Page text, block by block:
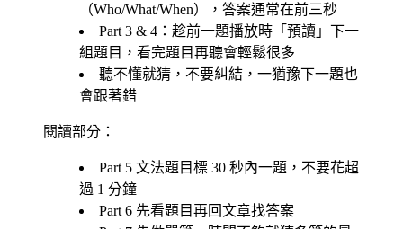
（Who/What/When），答案通常在前三秒
Part 3 & 4：趁前一題播放時「預讀」下一
組題目，看完題目再聽會輕鬆很多
聽不懂就猜，不要糾結，一猶豫下一題也
會跟著錯
閱讀部分：
Part 5 文法題目標 30 秒內一題，不要花超
過 1 分鐘
Part 6 先看題目再回文章找答案